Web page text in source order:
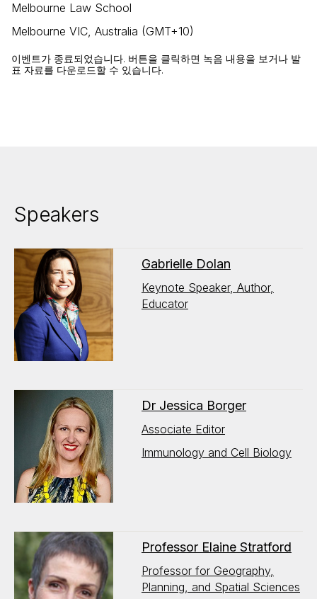
Melbourne Law School
Melbourne VIC, Australia (GMT+10)
이벤트가 종료되었습니다. 버튼을 클릭하면 녹음 내용을 보거나 발
표 자료를 다운로드할 수 있습니다.
Speakers
Gabrielle Dolan
Keynote Speaker, Author,
Educator
Dr Jessica Borger
Associate Editor
Immunology and Cell Biology
Professor Elaine Stratford
Professor for Geography,
Planning, and Spatial Sciences